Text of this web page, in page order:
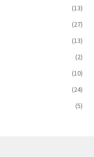
(13)
(27)
(13)
(2)
(10)
(24)
(5)